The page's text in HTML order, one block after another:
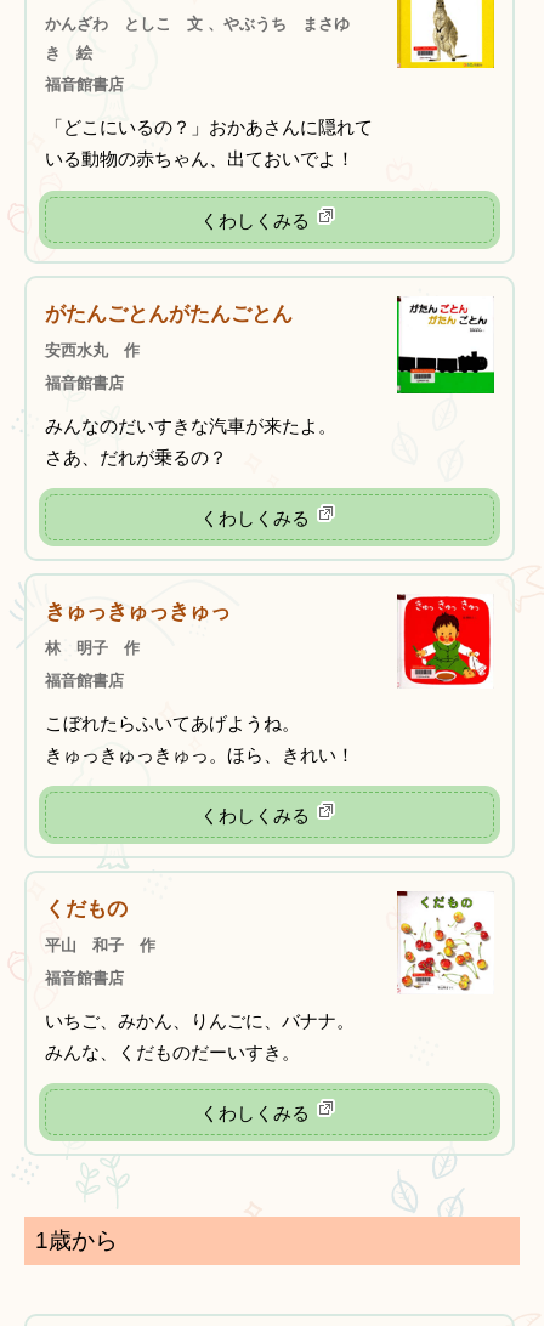
かんざわ としこ 文 、やぶうち まさゆ
き 絵
福音館書店
「どこにいるの？」おかあさんに隠れて
いる動物の赤ちゃん、出ておいでよ！
くわしくみる
がたんごとんがたんごとん
安西水丸 作
福音館書店
みんなのだいすきな汽車が来たよ。
さあ、だれが乗るの？
くわしくみる
きゅっきゅっきゅっ
林 明子 作
福音館書店
こぼれたらふいてあげようね。
きゅっきゅっきゅっ。ほら、きれい！
くわしくみる
くだもの
平山 和子 作
福音館書店
いちご、みかん、りんごに、バナナ。
みんな、くだものだーいすき。
くわしくみる
1歳から